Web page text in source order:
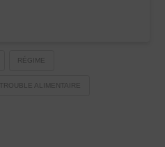
RÉGIME
TROUBLE ALIMENTAIRE